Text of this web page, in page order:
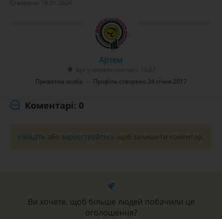
Артем
Приватна особа
Профіль створено 24 січня 2017
Коментарі: 0
Увійдіть або зареєструйтесь щоб залишити коментар.
Ви хочете, щоб більше людей побачили це
оголошення?